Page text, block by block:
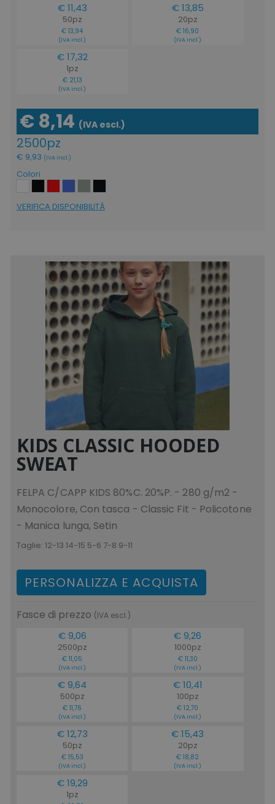
€ 11,43
50pz
€ 13,94
(IVA incl.)
€ 13,85
20pz
€ 16,90
(IVA incl.)
€ 17,32
1pz
€ 21,13
(IVA incl.)
€ 8,14 (IVA escl.)
2500pz
€ 9,93 (IVA incl.)
Colori
VERIFICA DISPONIBILITÁ
KIDS CLASSIC HOODED
SWEAT
FELPA C/CAPP KIDS 80%C. 20%P. - 280 g/m2 -
Monocolore, Con tasca - Classic Fit - Policotone
- Manica lunga, Setin
Taglie: 12-13 14-15 5-6 7-8 9-11
PERSONALIZZA E ACQUISTA
Fasce di prezzo (IVA escl.)
€ 9,06
2500pz
€ 11,05
(IVA incl.)
€ 9,26
1000pz
€ 11,30
(IVA incl.)
€ 9,64
500pz
€ 11,76
(IVA incl.)
€ 10,41
100pz
€ 12,70
(IVA incl.)
€ 12,73
50pz
€ 15,53
(IVA incl.)
€ 15,43
20pz
€ 18,82
(IVA incl.)
€ 19,29
1pz